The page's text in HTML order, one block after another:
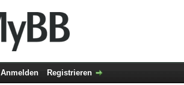
Anmelden Registrieren